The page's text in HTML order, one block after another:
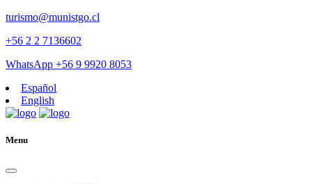
turismo@munistgo.cl
+56 2 2 7136602
WhatsApp +56 9 9920 8053
Español
English
Menu